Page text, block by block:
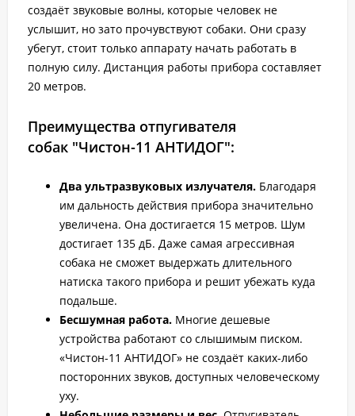
создаёт звуковые волны, которые человек не
услышит, но зато прочувствуют собаки. Они сразу
убегут, стоит только аппарату начать работать в
полную силу. Дистанция работы прибора составляет
20 метров.
Преимущества отпугивателя
собак "Чистон-11 АНТИДОГ":
Два ультразвуковых излучателя. Благодаря
им дальность действия прибора значительно
увеличена. Она достигается 15 метров. Шум
достигает 135 дБ. Даже самая агрессивная
собака не сможет выдержать длительного
натиска такого прибора и решит убежать куда
подальше.
Бесшумная работа. Многие дешевые
устройства работают со слышимым писком.
«Чистон-11 АНТИДОГ» не создаёт каких-либо
посторонних звуков, доступных человеческому
уху.